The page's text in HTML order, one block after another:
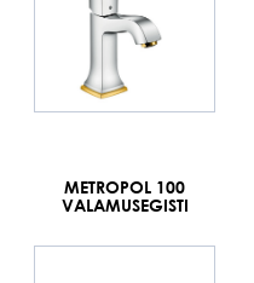
METROPOL 100
VALAMUSEGISTI